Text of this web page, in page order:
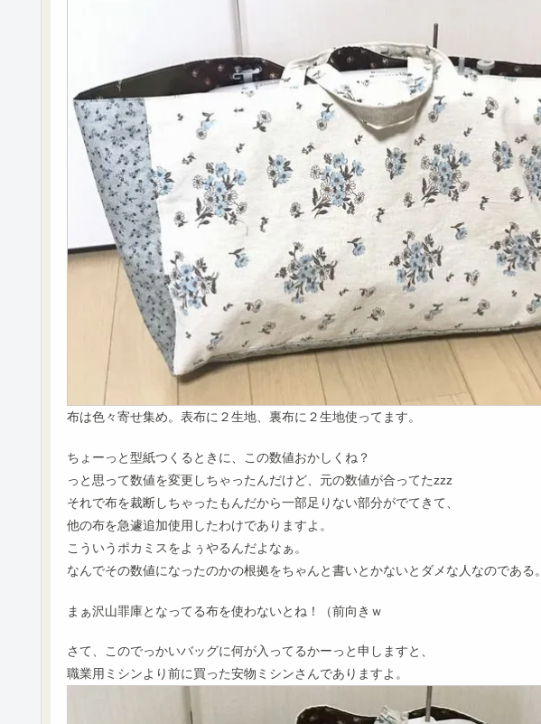
布は色々寄せ集め。表布に２生地、裏布に２生地使ってます。
ちょーっと型紙つくるときに、この数値おかしくね？
っと思って数値を変更しちゃったんだけど、元の数値が合ってたzzz
それで布を裁断しちゃったもんだから一部足りない部分がでてきて、
他の布を急遽追加使用したわけでありますよ。
こういうポカミスをよぅやるんだよなぁ。
なんでその数値になったのかの根拠をちゃんと書いとかないとダメな人なのである。
まぁ沢山罪庫となってる布を使わないとね！（前向きｗ
さて、このでっかいバッグに何が入ってるかーっと申しますと、
職業用ミシンより前に買った安物ミシンさんでありますよ。